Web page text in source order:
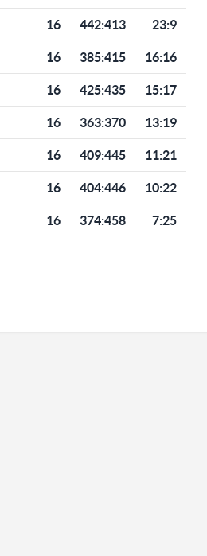
16 442:413 23:9
16 385:415 16:16
16 425:435 15:17
16 363:370 13:19
16 409:445 11:21
16 404:446 10:22
16 374:458 7:25